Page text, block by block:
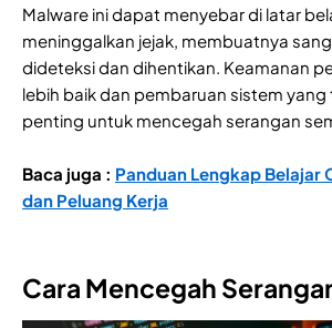
Malware ini dapat menyebar di latar
meninggalkan jejak, membuatnya
dideteksi dan dihentikan. Keamanan
lebih baik dan pembaruan sistem
penting untuk mencegah serangan
Baca juga : Panduan Lengkap Belajar
dan Peluang Kerja
Cara Mencegah